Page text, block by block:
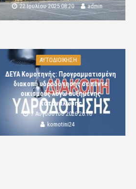
22 Ιουλίου 2025 08:20 admin
ΑΥΤΟΔΙΟΙΚΗΣΗ
ΔΕΥΑ Κομοτηνής: Προγραμματισμένη
διακοπή υδροδότησης σε πέντε
οικισμούς λόγω αυξημένης
κατανάλωσης
7 Αυγούστου 2026 20:16
komotini24